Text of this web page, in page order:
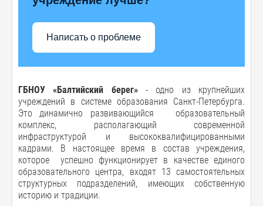
Написать о проблеме
ГБНОУ «Балтийский берег»- одно из крупнейших
учреждений в системе образования Санкт-Петербурга.
Это динамично развивающийся образовательный
комплекс, располагающий современной
инфраструктурой и высококвалифицированными
кадрами. В настоящее время в состав учреждения,
которое успешно функционирует в качестве единого
образовательного центра, входят 13 самостоятельных
структурных подразделений, имеющих собственную
историю и традиции.